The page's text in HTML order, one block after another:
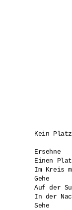
Kein
Ersehne
Einen
Im Kreis
Gehe
Auf der
In der
Sehe